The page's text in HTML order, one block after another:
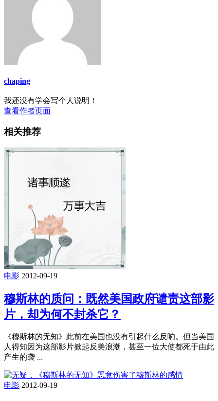
chaping
我还没有学会写个人说明！
查看作者页面
相关推荐
电影 2012-09-19
穆斯林的质问：既然美国政府谴责这部影
片，却为何不封杀它？
《穆斯林的无知》此前在美国也没有引起什么反响。但当美国
人得知因为这部影片掀起反美浪潮，甚至一位大使都死于由此
产生的袭 ...
电影 2012-09-19